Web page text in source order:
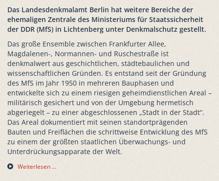
Das Landesdenkmalamt Berlin hat weitere Bereiche der
ehemaligen Zentrale des Ministeriums für Staatssicherheit
der DDR (MfS) in Lichtenberg unter Denkmalschutz gestellt.
Das große Ensemble zwischen Frankfurter Allee,
Magdalenen-, Normannen- und Ruschestraße ist
denkmalwert aus geschichtlichen, städtebaulichen und
wissenschaftlichen Gründen. Es entstand seit der Gründung
des MfS im Jahr 1950 in mehreren Bauphasen und
entwickelte sich zu einem riesigen geheimdienstlichen Areal –
militärisch gesichert und von der Umgebung hermetisch
abgeriegelt – zu einer abgeschlossenen „Stadt in der Stadt“.
Das Areal dokumentiert mit seinen standortprägenden
Bauten und Freiflächen die schrittweise Entwicklung des MfS
zu einem der größten staatlichen Überwachungs- und
Unterdrückungsapparate der Welt.
Weiterlesen …